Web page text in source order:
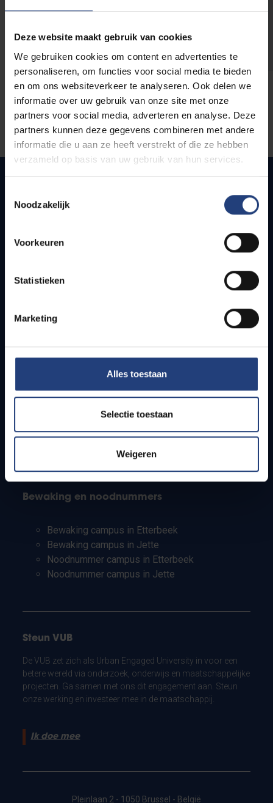
Deze website maakt gebruik van cookies
We gebruiken cookies om content en advertenties te
personaliseren, om functies voor social media te bieden
en om ons websiteverkeer te analyseren. Ook delen we
informatie over uw gebruik van onze site met onze
partners voor social media, adverteren en analyse. Deze
partners kunnen deze gegevens combineren met andere
informatie die u aan ze heeft verstrekt of die ze hebben
verzameld op basis van uw gebruik van hun services.
Noodzakelijk
Voorkeuren
Statistieken
Marketing
Alles toestaan
Selectie toestaan
Weigeren
Snel naar
Bereikbaarheid
Studenten
PhD-studenten
Leerkrachten en secundaire scholen
Bewaking en noodnummers
Bewaking campus in Etterbeek
Bewaking campus in Jette
Noodnummer campus in Etterbeek
Noodnummer campus in Jette
Steun VUB
De VUB zet zich als Urban Engaged University in voor een
betere wereld via onderzoek, onderwijs en maatschappelijke
projecten. Ga samen met ons dit engagement aan. Steun
onze werking en investeer mee in de maatschappij.
Ik doe mee
Pleinlaan 2 - 1050 Brussel - België